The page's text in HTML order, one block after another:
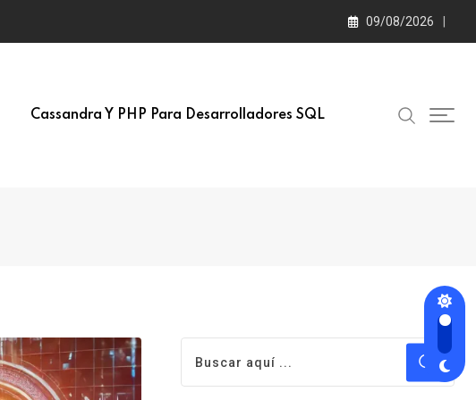
09/08/2026
Cassandra Y PHP Para Desarrolladores SQL